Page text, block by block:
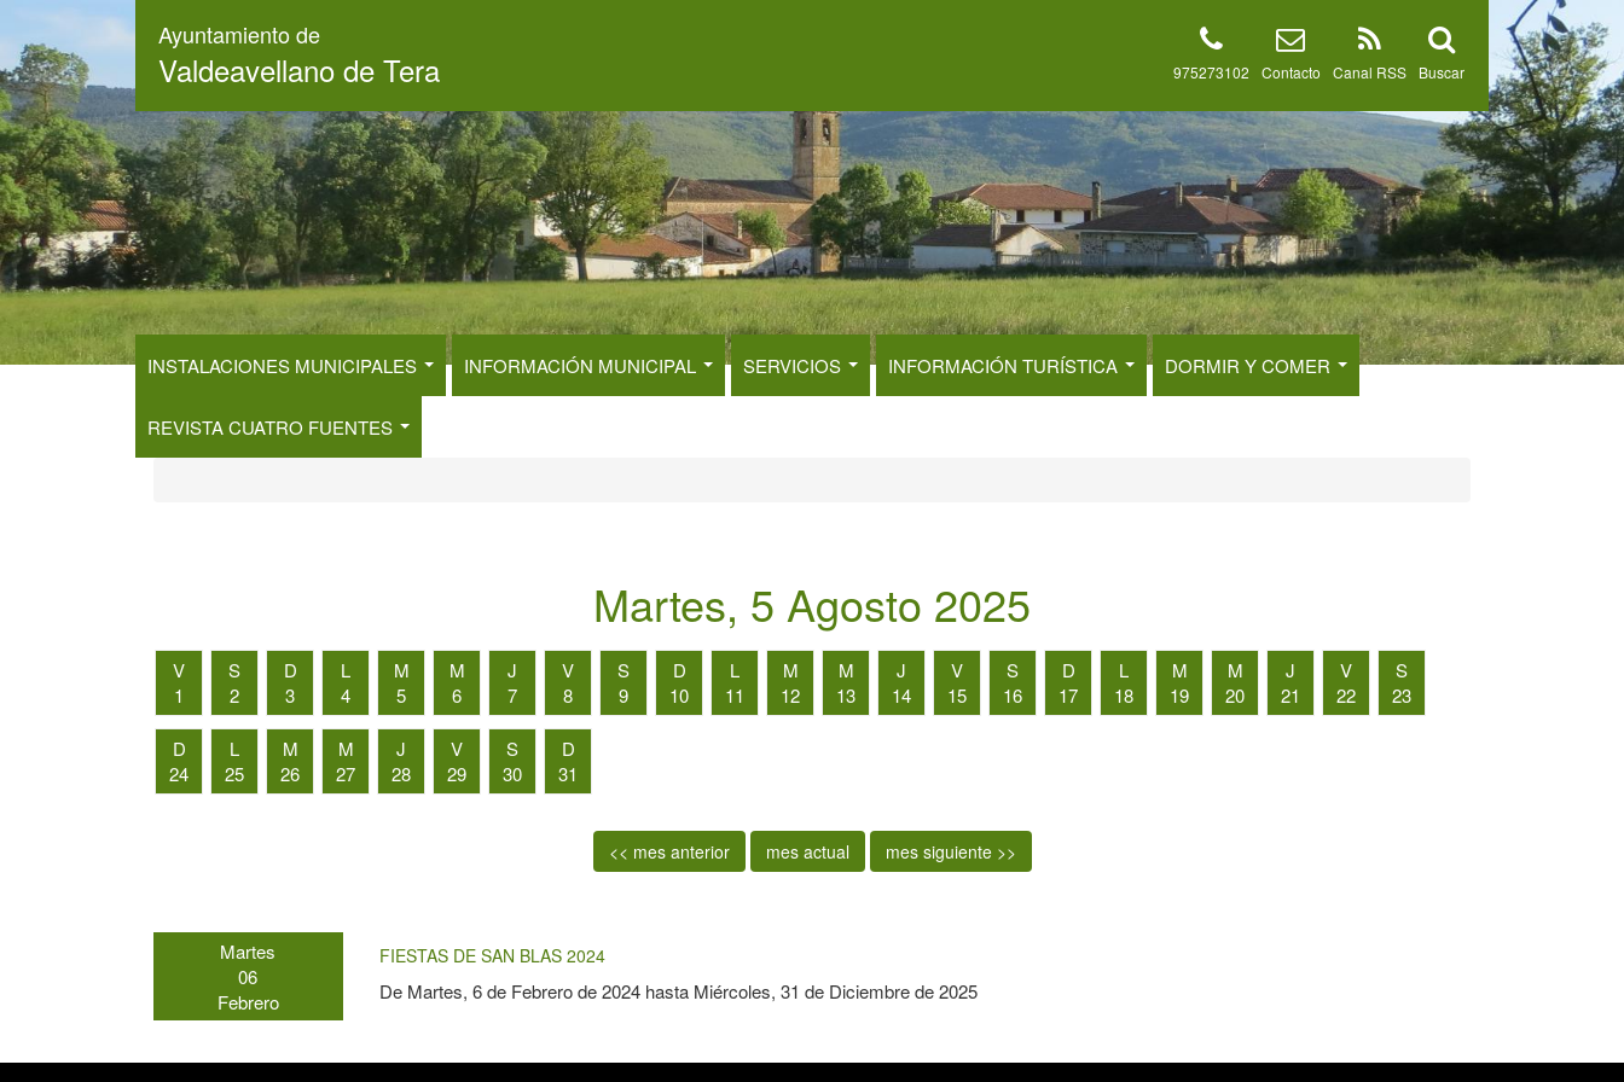
contenido
principal
Ayuntamiento de
Valdeavellano de Tera Buscar
Canal RSS
Contacto
975273102
INSTALACIONES MUNICIPALES INFORMACIÓN MUNICIPAL SERVICIOS INFORMACIÓN TURÍSTICA DORMIR Y COMER
REVISTA CUATRO FUENTES
Martes, 5 Agosto 2025
V
1
S
2
D
3
L
4
M
5
M
6
J
7
V
8
S
9
D
10
L
11
M
12
M
13
J
14
V
15
S
16
D
17
L
18
M
19
M
20
J
21
V
22
S
23
D
24
L
25
M
26
M
27
J
28
V
29
S
30
D
31
<< mes anterior mes actual mes siguiente >>
Martes
06
Febrero
FIESTAS DE SAN BLAS 2024
De Martes, 6 de Febrero de 2024hasta Miércoles, 31 de Diciembre de 2025